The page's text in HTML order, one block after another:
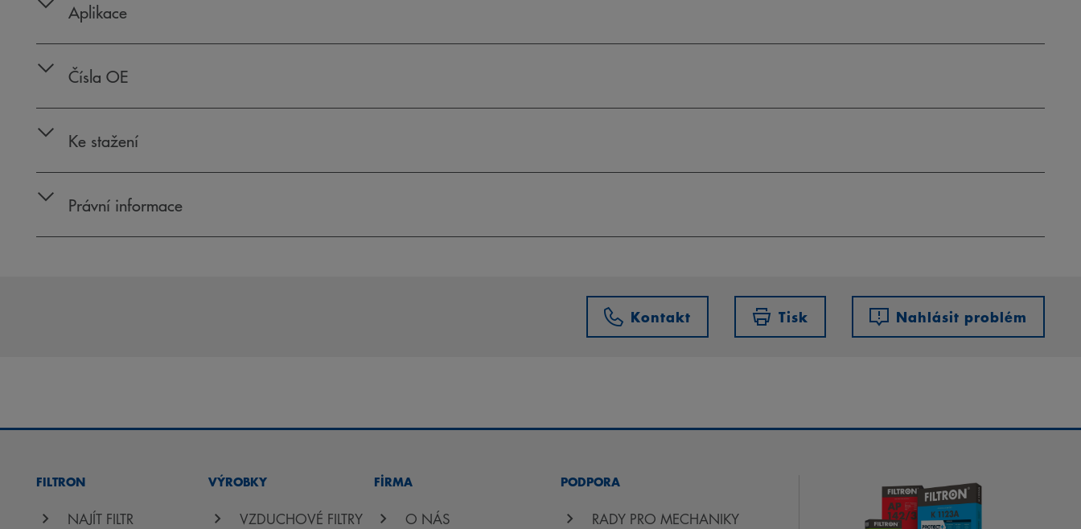
Aplikace
Čísla OE
Ke stažení
Právní informace
Kontakt Tisk Nahlásit problém
FILTRON
NAJÍT FILTR
VÝROBKY
VZDUCHOVÉ FILTRY
FİRMA
O NÁS
PODPORA
RADY PRO MECHANIKY